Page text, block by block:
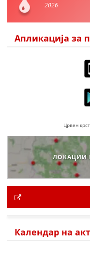
2026
Апликација за
Црвен
ЛОКАЦИИ
Календар на